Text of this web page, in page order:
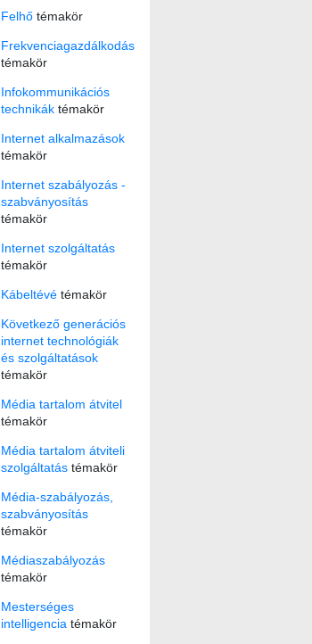
Felhőtémakör
Frekvenciagazdálkodás
témakör
Infokommunikációs
technikáktémakör
Internet alkalmazások
témakör
Internet szabályozás -
szabványosítás
témakör
Internet szolgáltatás
témakör
Kábeltévétémakör
Következő generációs
internet technológiák
és szolgáltatások
témakör
Média tartalom átvitel
témakör
Média tartalom átviteli
szolgáltatástémakör
Média-szabályozás,
szabványosítás
témakör
Médiaszabályozás
témakör
Mesterséges
intelligencia témakör